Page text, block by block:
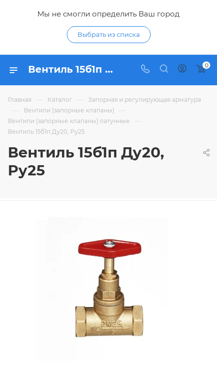
Мы не смогли определить Ваш город
Выбрать из списка
Вентиль 15б1п Ду20, Ру25 - купить по цене 588,59 ₽ в интернет-магазине Гидропромтехника с доставкой в Курске 0
Главная — Каталог — Запорная и регулирующая арматура
— Вентили (запорные клапаны) —
Вентили (запорные клапаны) латунные —
Вентиль 15б1п Ду20, Ру25
Вентиль 15б1п Ду20,
Ру25